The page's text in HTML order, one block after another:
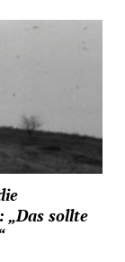
„Das sollte